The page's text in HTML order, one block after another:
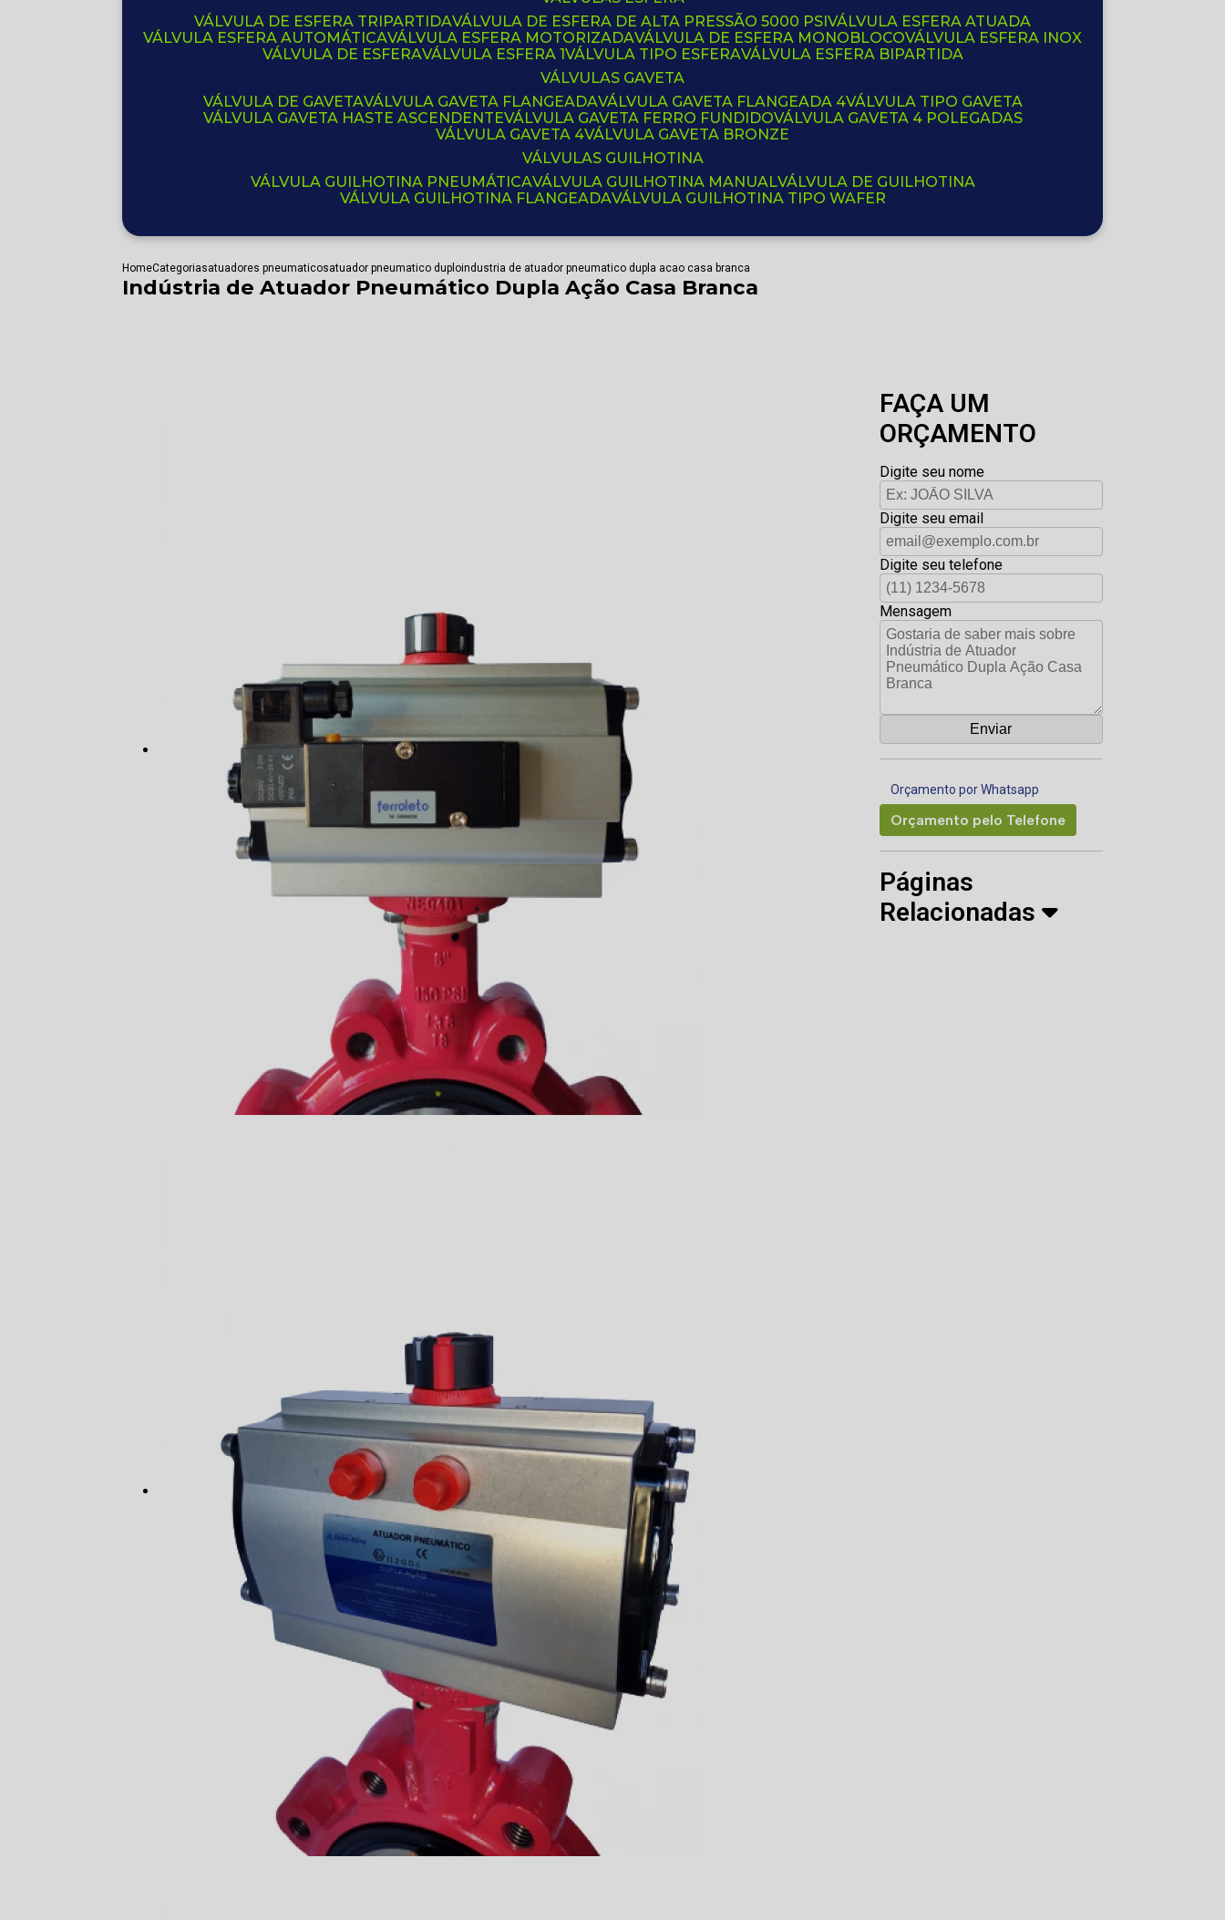
VÁLVULA DE ESFERA TRIPARTIDA VÁLVULA DE ESFERA DE ALTA PRESSÃO 5000 PSI VÁLVULA ESFERA ATUADA
VÁLVULA ESFERA AUTOMÁTICA VÁLVULA ESFERA MOTORIZADA VÁLVULA DE ESFERA MONOBLOCO VÁLVULA ESFERA INOX
VÁLVULA DE ESFERA VÁLVULA ESFERA 1 VÁLVULA TIPO ESFERA VÁLVULA ESFERA BIPARTIDA
VÁLVULAS GAVETA
VÁLVULA DE GAVETA VÁLVULA GAVETA FLANGEADA VÁLVULA GAVETA FLANGEADA 4 VÁLVULA TIPO GAVETA
VÁLVULA GAVETA HASTE ASCENDENTE VÁLVULA GAVETA FERRO FUNDIDO VÁLVULA GAVETA 4 POLEGADAS
VÁLVULA GAVETA 4 VÁLVULA GAVETA BRONZE
VÁLVULAS GUILHOTINA
VÁLVULA GUILHOTINA PNEUMÁTICA VÁLVULA GUILHOTINA MANUAL VÁLVULA DE GUILHOTINA
VÁLVULA GUILHOTINA FLANGEADA VÁLVULA GUILHOTINA TIPO WAFER
HomeCategoriasatuadores pneumaticosatuador pneumatico duploindustria de atuador pneumatico dupla acao casa branca
Indústria de Atuador Pneumático Dupla Ação Casa Branca
FAÇA UM
ORÇAMENTO
Digite seu nome
Digite seu email
Digite seu telefone
Mensagem
Orçamento por Whatsapp
Orçamento pelo Telefone
Páginas
Relacionadas